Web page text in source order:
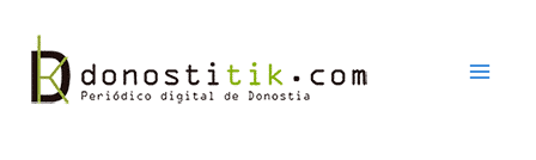
contenido